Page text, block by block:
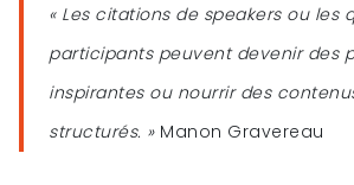
« Les citations de speakers ou les
participants peuvent devenir des
inspirantes ou nourrir des
structurés. » Manon Gravereau